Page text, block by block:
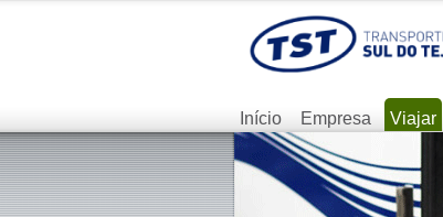
Início Empresa Viajar